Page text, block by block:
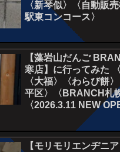
〈新琴似〉〈自動販
駅東コンコース〉
【藻岩山だんご
寒店】に行ってみた 〈
〈大福〉〈わらび餅
平区〉〈BRANCH札
〈2026.3.11 NEW
【モリモリエンヂニ